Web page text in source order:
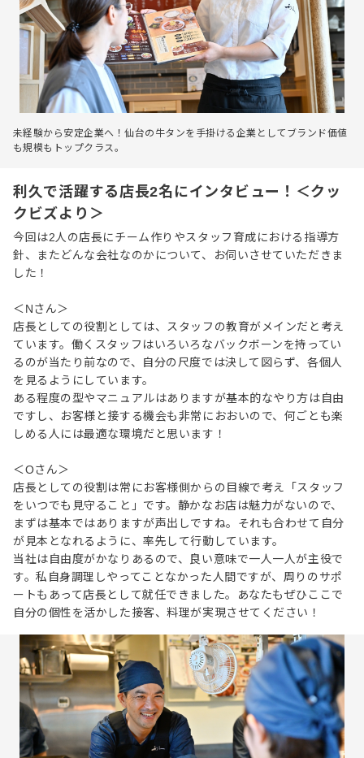
未経験から安定企業へ！仙台の牛タンを手掛ける企業としてブランド価値
も規模もトップクラス。
利久で活躍する店長2名にインタビュー！＜クッ
クビズより＞
今回は2人の店長にチーム作りやスタッフ育成における指導方
針、またどんな会社なのかについて、お伺いさせていただきま
した！
＜Nさん＞
店長としての役割としては、スタッフの教育がメインだと考え
ています。働くスタッフはいろいろなバックボーンを持ってい
るのが当たり前なので、自分の尺度では決して図らず、各個人
を見るようにしています。
ある程度の型やマニュアルはありますが基本的なやり方は自由
ですし、お客様と接する機会も非常におおいので、何ごとも楽
しめる人には最適な環境だと思います！
＜Oさん＞
店長としての役割は常にお客様側からの目線で考え「スタッフ
をいつでも見守ること」です。静かなお店は魅力がないので、
まずは基本ではありますが声出しですね。それも合わせて自分
が見本となれるように、率先して行動しています。
当社は自由度がかなりあるので、良い意味で一人一人が主役で
す。私自身調理しやってことなかった人間ですが、周りのサポ
ートもあって店長として就任できました。あなたもぜひここで
自分の個性を活かした接客、料理が実現させてください！